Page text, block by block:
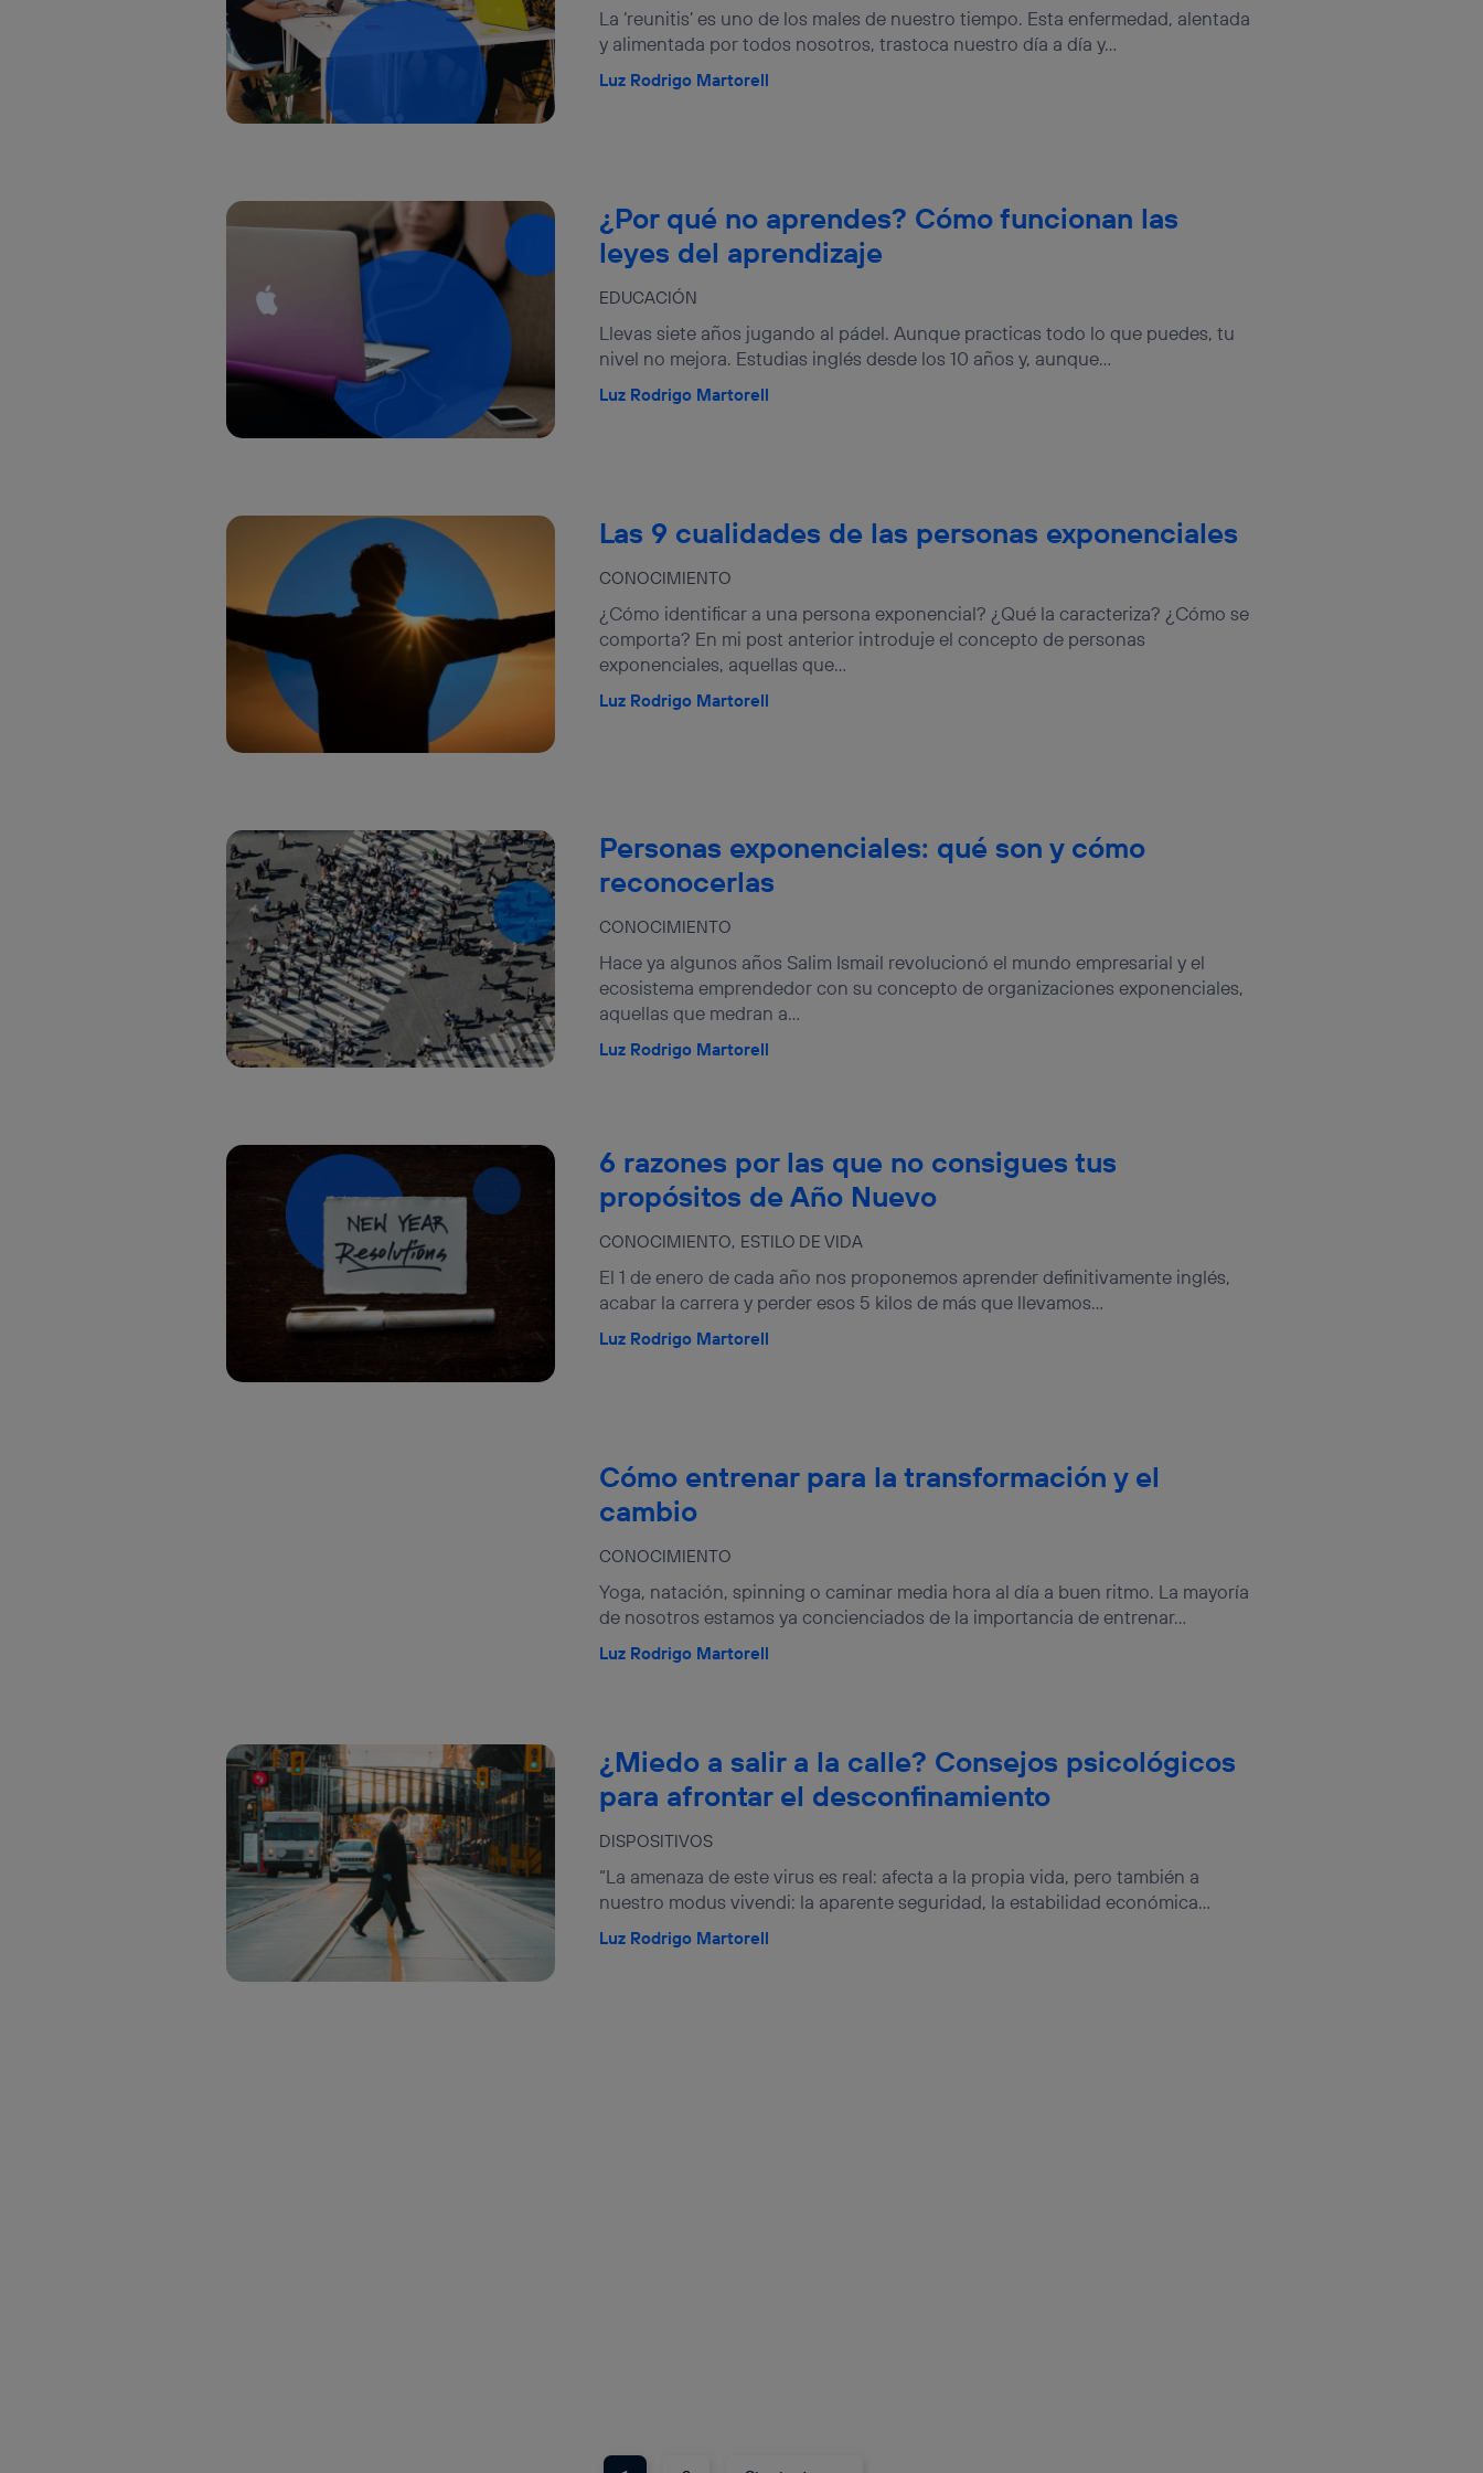
La ‘reunitis’ es uno de los males de nuestro tiempo. Esta enfermedad, alentada
y alimentada por todos nosotros, trastoca nuestro día a día y...
Luz Rodrigo Martorell
EDUCACIÓN
¿Por qué no aprendes? Cómo funcionan las
leyes del aprendizaje
Llevas siete años jugando al pádel. Aunque practicas todo lo que puedes, tu
nivel no mejora. Estudias inglés desde los 10 años y, aunque...
Luz Rodrigo Martorell
CONOCIMIENTO
Las 9 cualidades de las personas exponenciales
¿Cómo identificar a una persona exponencial? ¿Qué la caracteriza? ¿Cómo se
comporta? En mi post anterior introduje el concepto de personas
exponenciales, aquellas que...
Luz Rodrigo Martorell
CONOCIMIENTO
Personas exponenciales: qué son y cómo
reconocerlas
Hace ya algunos años Salim Ismail revolucionó el mundo empresarial y el
ecosistema emprendedor con su concepto de organizaciones exponenciales,
aquellas que medran a...
Luz Rodrigo Martorell
CONOCIMIENTO ESTILO DE VIDA
6 razones por las que no consigues tus
propósitos de Año Nuevo
El 1 de enero de cada año nos proponemos aprender definitivamente inglés,
acabar la carrera y perder esos 5 kilos de más que llevamos...
Luz Rodrigo Martorell
CONOCIMIENTO
Cómo entrenar para la transformación y el
cambio
Yoga, natación, spinning o caminar media hora al día a buen ritmo. La mayoría
de nosotros estamos ya concienciados de la importancia de entrenar...
Luz Rodrigo Martorell
DISPOSITIVOS
¿Miedo a salir a la calle? Consejos psicológicos
para afrontar el desconfinamiento
“La amenaza de este virus es real: afecta a la propia vida, pero también a
nuestro modus vivendi: la aparente seguridad, la estabilidad económica...
Luz Rodrigo Martorell